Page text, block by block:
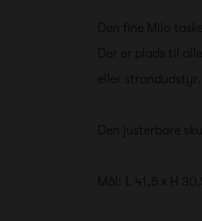
Den fine Milo
Der er plads til
eller strandudstyr.
Den justerbare
Mål: L 41,5 x H